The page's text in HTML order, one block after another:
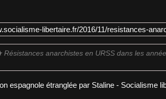
Résistances anarchistes en URSS dans les